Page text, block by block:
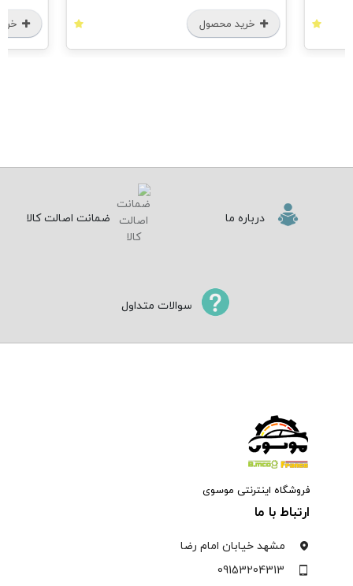
خرید محصول خرید محصول
درباره ما ضمانت اصالت کالا
سوالات متداول
فروشگاه اینترنتی موسوی
ارتباط با ما
مشهد خیابان امام رضا
09153204313